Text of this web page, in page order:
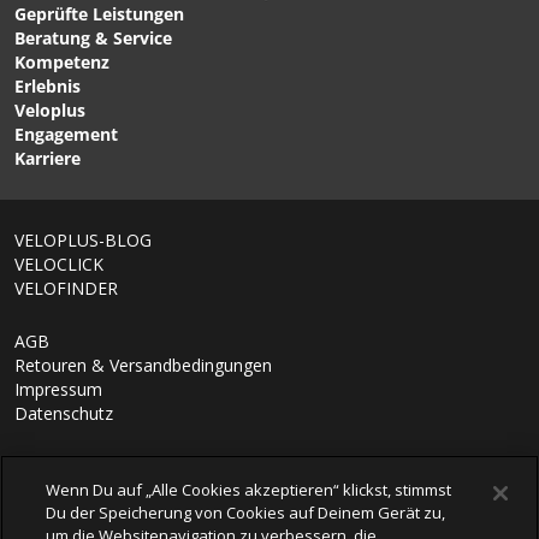
NEXT R Carbon 20mm
Riser Lenker Black von
RACE FACE
Geprüfte Leistungen
Beratung & Service
Kompetenz
Erlebnis
Veloplus
Engagement
Karriere
VELOPLUS-BLOG
VELOCLICK
VELOFINDER
AGB
Retouren & Versandbedingungen
Impressum
Datenschutz
Wenn Du auf „Alle Cookies akzeptieren“ klickst, stimmst
Du der Speicherung von Cookies auf Deinem Gerät zu,